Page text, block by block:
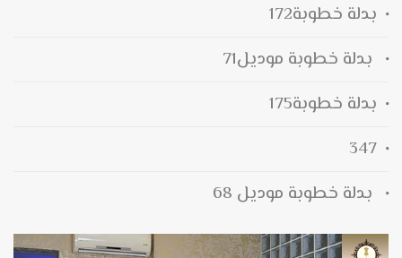
بدلة خطوبة172
بدلة خطوبة موديل71
بدلة خطوبة175
347
بدلة خطوبة موديل 68